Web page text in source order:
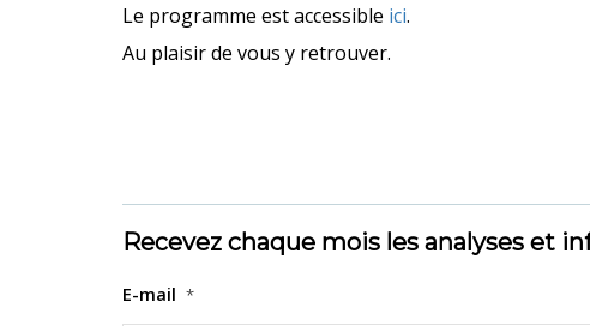
Le programme est accessible ici.
Au plaisir de vous y retrouver.
Recevez chaque mois les analyses et
E-mail *